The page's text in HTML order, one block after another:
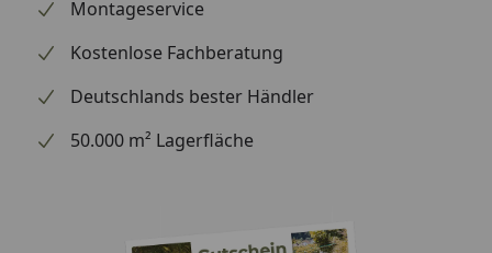
Montageservice
Kostenlose Fachberatung
Deutschlands bester Händler
50.000 m² Lagerfläche